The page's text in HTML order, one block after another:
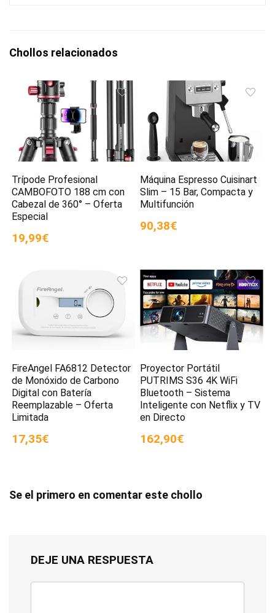
Chollos relacionados
Trípode Profesional
CAMBOFOTO 188 cm con
Cabezal de 360° – Oferta
Especial
19,99€
Máquina Espresso Cuisinart
Slim – 15 Bar, Compacta y
Multifunción
90,38€
FireAngel FA6812 Detector
de Monóxido de Carbono
Digital con Batería
Reemplazable – Oferta
Limitada
17,35€
Proyector Portátil
PUTRIMS S36 4K WiFi
Bluetooth – Sistema
Inteligente con Netflix y TV
en Directo
162,90€
Se el primero en comentar este chollo
DEJE UNA RESPUESTA